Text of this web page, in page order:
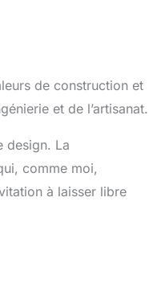
de construction et
et de l’artisanat.
design. La
comme moi,
à laisser libre